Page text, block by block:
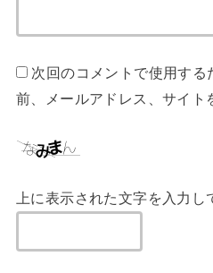
次回のコメントで使用する
前、メールアドレス、サイト
上に表示された文字を入力し